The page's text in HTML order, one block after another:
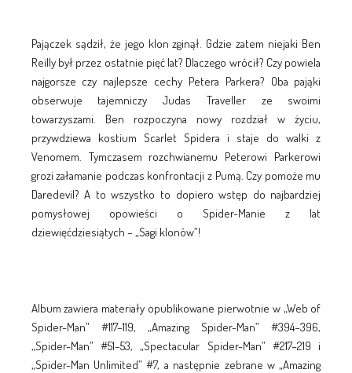
Pajączek sądził, że jego klon zginął. Gdzie zatem niejaki Ben
Reilly był przez ostatnie pięć lat? Dlaczego wrócił? Czy powiela
najgorsze czy najlepsze cechy Petera Parkera? Oba pająki
obserwuje tajemniczy Judas Traveller ze swoimi
towarzyszami. Ben rozpoczyna nowy rozdział w życiu,
przywdziewa kostium Scarlet Spidera i staje do walki z
Venomem. Tymczasem rozchwianemu Peterowi Parkerowi
grozi załamanie podczas konfrontacji z Pumą. Czy pomoże mu
Daredevil? A to wszystko to dopiero wstęp do najbardziej
pomysłowej opowieści o Spider-Manie z lat
dziewięćdziesiątych – „Sagi klonów”!
Album zawiera materiały opublikowane pierwotnie w „Web of
Spider-Man” #117–119, „Amazing Spider-Man” #394–396,
„Spider-Man” #51–53, „Spectacular Spider-Man” #217–219 i
„Spider-Man Unlimited” #7, a następnie zebrane w „Amazing